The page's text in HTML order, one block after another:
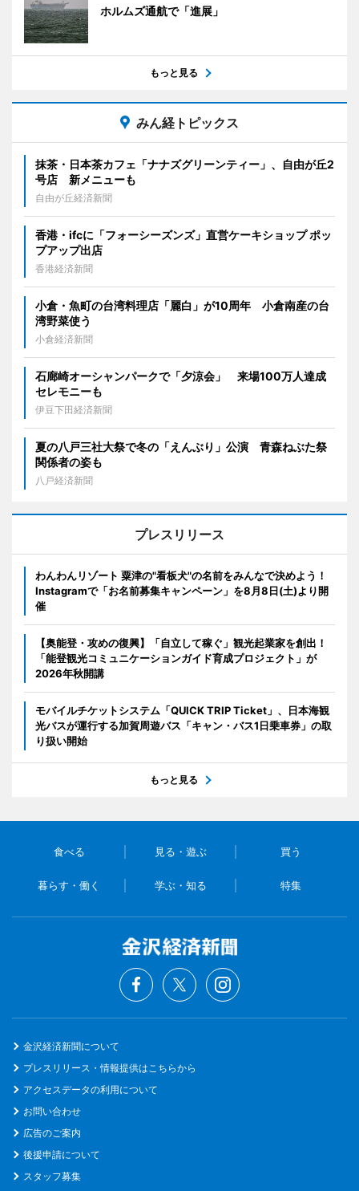
ホルムズ通航で「進展」
もっと見る
みん経トピックス
抹茶・日本茶カフェ「ナナズグリーンティー」、自由が丘2
号店 新メニューも
自由が丘経済新聞
香港・ifcに「フォーシーズンズ」直営ケーキショップ ポッ
プアップ出店
香港経済新聞
小倉・魚町の台湾料理店「麗白」が10周年 小倉南産の台
湾野菜使う
小倉経済新聞
石廊崎オーシャンパークで「夕涼会」 来場100万人達成
セレモニーも
伊豆下田経済新聞
夏の八戸三社大祭で冬の「えんぶり」公演 青森ねぶた祭
関係者の姿も
八戸経済新聞
プレスリリース
わんわんリゾート 粟津の"看板犬"の名前をみんなで決めよう！
Instagramで「お名前募集キャンペーン」を8月8日(土)より開
催
【奥能登・攻めの復興】「自立して稼ぐ」観光起業家を創出！
「能登観光コミュニケーションガイド育成プロジェクト」が
2026年秋開講
モバイルチケットシステム「QUICK TRIP Ticket」、日本海観
光バスが運行する加賀周遊バス「キャン・バス1日乗車券」の取
り扱い開始
もっと見る
食べる 見る・遊ぶ 買う
暮らす・働く 学ぶ・知る 特集
金沢経済新聞について
プレスリリース・情報提供はこちらから
アクセスデータの利用について
お問い合わせ
広告のご案内
後援申請について
スタッフ募集